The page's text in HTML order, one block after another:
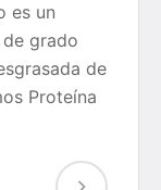
es un
grado
de
Proteína